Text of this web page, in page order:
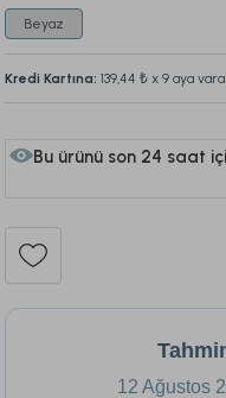
Beyaz
Kredi Kartına: 139,44 ₺ x 9 aya
12 Ağustos